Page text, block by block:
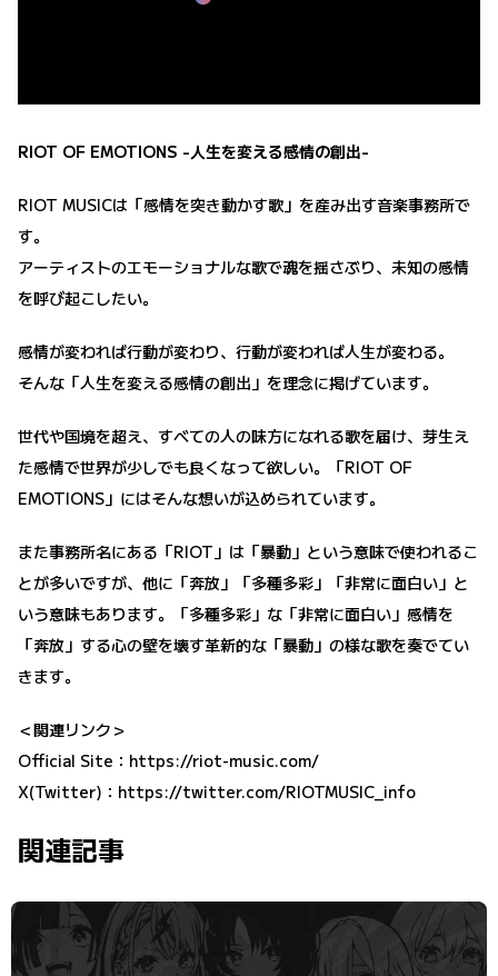
RIOT OF EMOTIONS -人生を変える感情の創出-
RIOT MUSICは「感情を突き動かす歌」を産み出す音楽事務所で
す。
アーティストのエモーショナルな歌で魂を揺さぶり、未知の感情
を呼び起こしたい。
感情が変われば行動が変わり、行動が変われば人生が変わる。
そんな「人生を変える感情の創出」を理念に掲げています。
世代や国境を超え、すべての人の味方になれる歌を届け、芽生え
た感情で世界が少しでも良くなって欲しい。「RIOT OF
EMOTIONS」にはそんな想いが込められています。
また事務所名にある「RIOT」は「暴動」という意味で使われるこ
とが多いですが、他に「奔放」「多種多彩」「非常に面白い」と
いう意味もあります。「多種多彩」な「非常に面白い」感情を
「奔放」する心の壁を壊す革新的な「暴動」の様な歌を奏でてい
きます。
＜関連リンク＞
Official Site： https://riot-music.com/
X(Twitter)： https://twitter.com/RIOTMUSIC_info
関連記事